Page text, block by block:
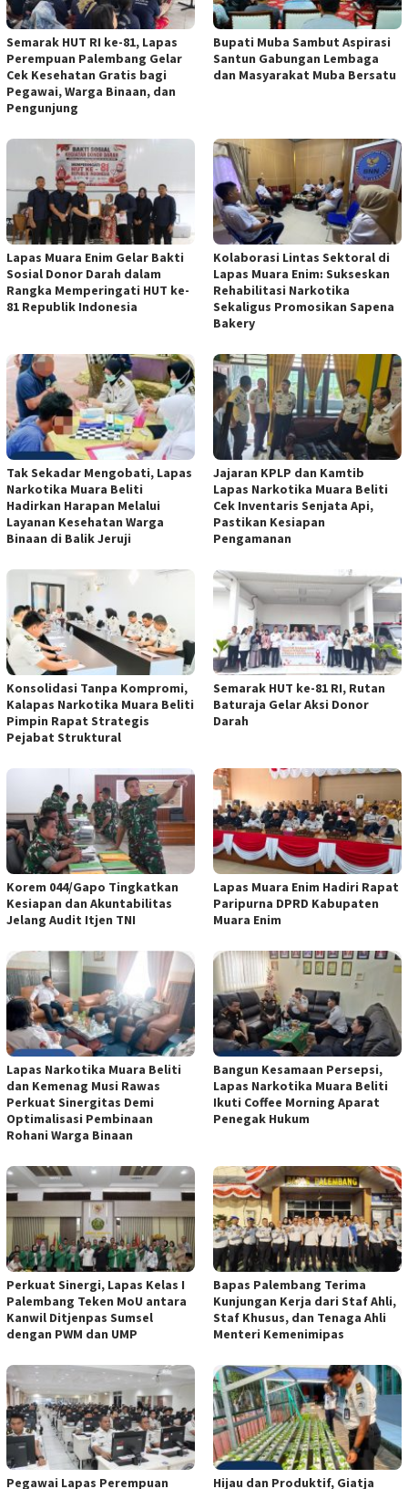
Semarak HUT RI ke-81, Lapas
Perempuan Palembang Gelar
Cek Kesehatan Gratis bagi
Pegawai, Warga Binaan, dan
Pengunjung
Bupati Muba Sambut Aspirasi
Santun Gabungan Lembaga
dan Masyarakat Muba Bersatu
Lapas Muara Enim Gelar Bakti
Sosial Donor Darah dalam
Rangka Memperingati HUT ke-
81 Republik Indonesia
Kolaborasi Lintas Sektoral di
Lapas Muara Enim: Sukseskan
Rehabilitasi Narkotika
Sekaligus Promosikan Sapena
Bakery
Tak Sekadar Mengobati, Lapas
Narkotika Muara Beliti
Hadirkan Harapan Melalui
Layanan Kesehatan Warga
Binaan di Balik Jeruji
Jajaran KPLP dan Kamtib
Lapas Narkotika Muara Beliti
Cek Inventaris Senjata Api,
Pastikan Kesiapan
Pengamanan
Konsolidasi Tanpa Kompromi,
Kalapas Narkotika Muara Beliti
Pimpin Rapat Strategis
Pejabat Struktural
Semarak HUT ke-81 RI, Rutan
Baturaja Gelar Aksi Donor
Darah
Korem 044/Gapo Tingkatkan
Kesiapan dan Akuntabilitas
Jelang Audit Itjen TNI
Lapas Muara Enim Hadiri Rapat
Paripurna DPRD Kabupaten
Muara Enim
Lapas Narkotika Muara Beliti
dan Kemenag Musi Rawas
Perkuat Sinergitas Demi
Optimalisasi Pembinaan
Rohani Warga Binaan
Bangun Kesamaan Persepsi,
Lapas Narkotika Muara Beliti
Ikuti Coffee Morning Aparat
Penegak Hukum
Perkuat Sinergi, Lapas Kelas I
Palembang Teken MoU antara
Kanwil Ditjenpas Sumsel
dengan PWM dan UMP
Bapas Palembang Terima
Kunjungan Kerja dari Staf Ahli,
Staf Khusus, dan Tenaga Ahli
Menteri Kemenimipas
Pegawai Lapas Perempuan Hijau dan Produktif, Giatja